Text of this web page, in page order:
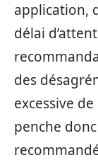
application,
délai
des
excessive
penche